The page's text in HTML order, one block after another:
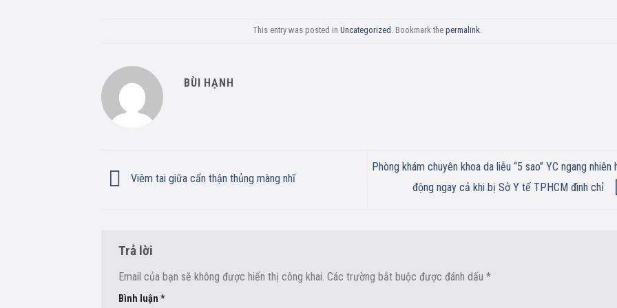
This entry was posted in Uncategorized . Bookmark the permalink.
BÙI HẠNH
Viêm tai giữa cẩn thận thủng màng nhĩ
Phòng khám chuyên khoa da liễu “5 sao” YC ngang nhiên
động ngay cả khi bị Sở Y tế TPHCM đình chỉ
Trả lời
Email của bạn sẽ không được hiển thị công khai. Các trường bắt buộc được đánh dấu *
Bình luận *